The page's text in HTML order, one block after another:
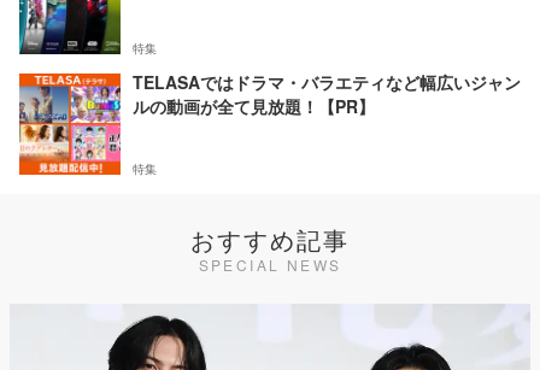
特集
TELASAではドラマ・バラエティなど幅広いジャン
ルの動画が全て見放題！【PR】
特集
おすすめ記事
SPECIAL NEWS